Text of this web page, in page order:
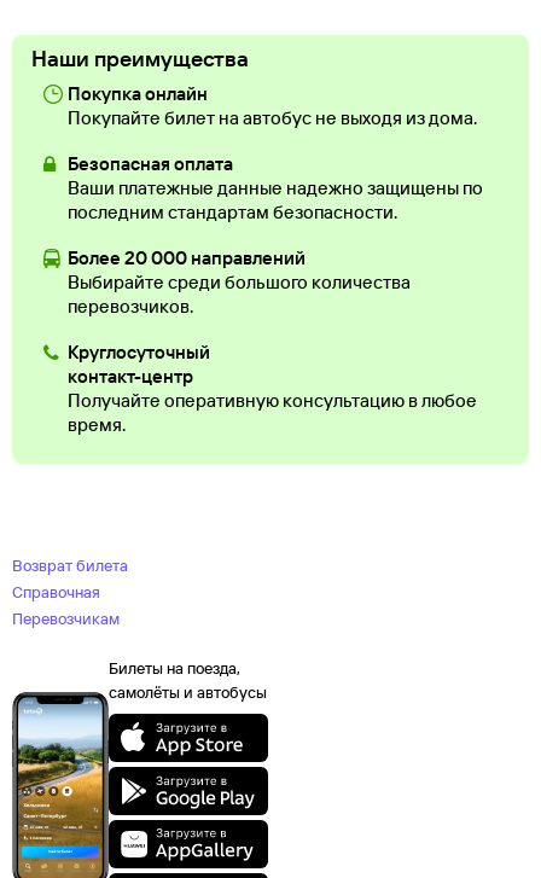
Наши преимущества
Покупка онлайн
Покупайте билет на автобус не выходя из дома.
Безопасная оплата
Ваши платежные данные надежно защищены по
последним стандартам безопасности.
Более 20 000 направлений
Выбирайте среди большого количества
перевозчиков.
Круглосуточный
контакт-центр
Получайте оперативную консультацию в любое
время.
Возврат билета
Справочная
Перевозчикам
Билеты на поезда,
самолёты и автобусы